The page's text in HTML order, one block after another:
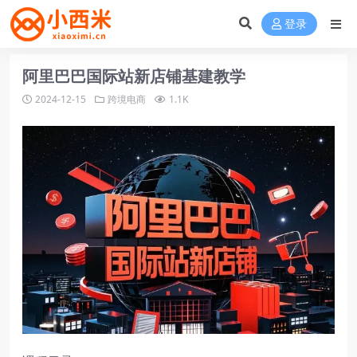
登录
阿里巴巴国际站新店铺基建教学
2024-12-15 跨境电商 1.1K